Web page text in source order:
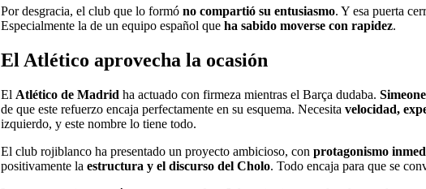
Por desgracia, el club que lo formó no compartió su entusiasmo. Y esa puerta
Especialmente la de un equipo español que ha sabido moverse con rapidez.
El Atlético aprovecha la ocasión
El Atlético de Madrid ha actuado con firmeza mientras el Barça dudaba.
de que este refuerzo encaja perfectamente en su esquema. Necesita velocidad,
izquierdo, y este nombre lo tiene todo.
El club rojiblanco ha presentado un proyecto ambicioso, con protagonismo
positivamente la estructura y el discurso del Cholo. Todo encaja para que se